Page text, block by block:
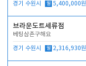
경기 수원시 월 5,400,000원
브라운도트세류점
베팅삼촌구해요
경기 수원시 월 2,316,930원